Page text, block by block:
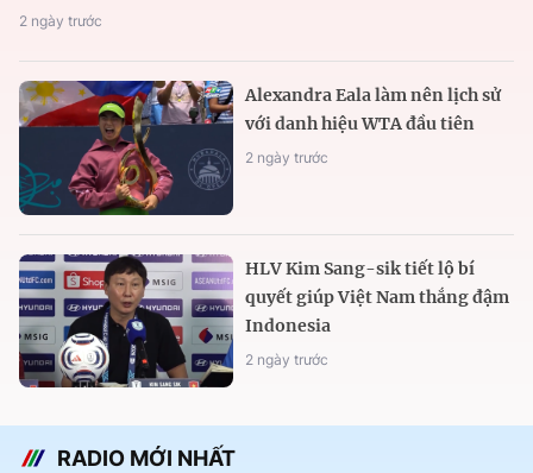
2 ngày trước
Alexandra Eala làm nên lịch sử
với danh hiệu WTA đầu tiên
2 ngày trước
HLV Kim Sang-sik tiết lộ bí
quyết giúp Việt Nam thắng đậm
Indonesia
2 ngày trước
RADIO MỚI NHẤT